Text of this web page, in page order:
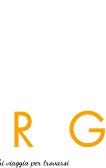
viaggia per trovarsi